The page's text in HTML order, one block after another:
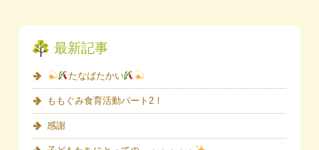
最新記事
たなばたかい
ももぐみ食育活動パート2！
感謝